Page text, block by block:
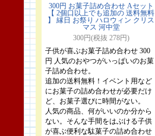
300円 お菓子詰め合わせ Aセット
【 2個口以上でも追加の 送料無料
】 縁日 お祭り ハロウィン クリス
マス 河中堂
300円(税抜 278円)
子供が喜ぶお菓子詰め合わせ 300
円 人気のおやつがいっぱいのお菓
子詰め合わせ。
追加の送料無料！イベント用など
にお菓子の詰め合わせが必要だけ
ど、お菓子選びに時間がない。
人気の商品、何がいいのか分から
ない。そんな手間をはぶける子供
が喜ぶ便利な駄菓子の詰め合わせ